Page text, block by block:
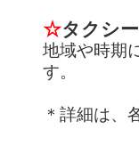
☆タクシ
地域や時期
す。
＊詳細は、